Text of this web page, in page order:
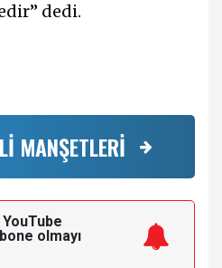
dedi.
MANŞETLERİ
olmayı